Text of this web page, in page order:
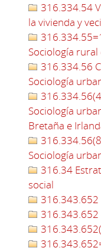
316.334.54
la vivienda y
Sociología rural
316.334.56
Sociología
Sociología
Bretaña e
Sociología
316.34
social
316.343.652
316.343.652